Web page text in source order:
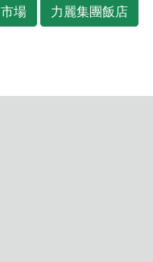
市場
力麗集團飯店